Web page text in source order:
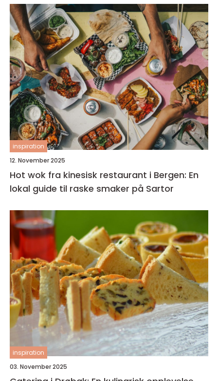
inspiration
12. November 2025
Hot wok fra kinesisk restaurant i Bergen: En
lokal guide til raske smaker på Sartor
inspiration
03. November 2025